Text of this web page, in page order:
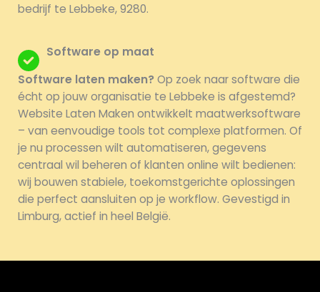
bedrijf te Lebbeke, 9280.
Software op maat
Software laten maken? Op zoek naar software die
écht op jouw organisatie te Lebbeke is afgestemd?
Website Laten Maken ontwikkelt maatwerksoftware
– van eenvoudige tools tot complexe platformen. Of
je nu processen wilt automatiseren, gegevens
centraal wil beheren of klanten online wilt bedienen:
wij bouwen stabiele, toekomstgerichte oplossingen
die perfect aansluiten op je workflow. Gevestigd in
Limburg, actief in heel België.